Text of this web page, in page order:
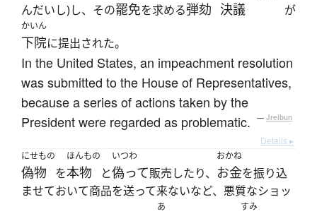
んだいし)し、その罷免を求める弾劾 決議 が
かいん
下院に提出された。
In the United States, an impeachment resolution
was submitted to the House of Representatives,
because a series of actions taken by the
President were regarded as problematic.
— Jreibun
Details ▸
にせもの
偽物 を
ほんもの
本物 と
いつわ
偽って販売したり、
おかね
お金を振り込
ませておいて商品を送って来ないなど、悪質なショッ
あ すみ